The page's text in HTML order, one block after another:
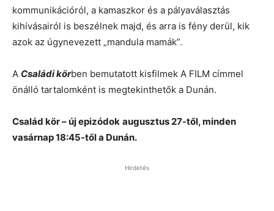
kommunikációról, a kamaszkor és a pályaválasztás
kihívásairól is beszélnek majd, és arra is fény derül, kik
azok az úgynevezett „mandula mamák”.
A Családi körben bemutatott kisfilmek A FILM címmel
önálló tartalomként is megtekinthetők a Dunán.
Család kör – új epizódok augusztus 27-től, minden
vasárnap 18:45-től a Dunán.
Hirdetés